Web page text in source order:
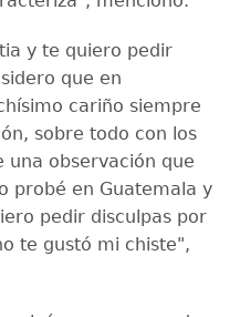
y te quiero pedir
que en
cariño siempre
sobre todo con los
una observación que
probé en Guatemala y
pedir disculpas por
te gustó mi chiste",